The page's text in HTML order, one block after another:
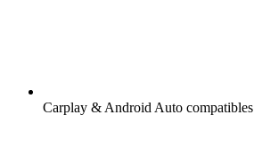
Carplay & Android Auto compatibles